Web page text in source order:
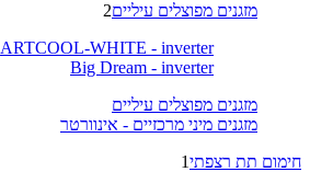
מזגנים מפוצלים עיליים2
ARTCOOL-WHITE - inverter
Big Dream - inverter
מזגנים מפוצלים עיליים
מזגנים מיני מרכזיים - אינוורטר
חימום תת רצפתי1